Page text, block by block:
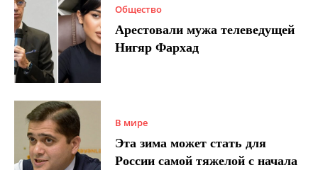
Общество
Арестовали мужа телеведущей
Нигяр Фархад
В мире
Эта зима может стать для
России самой тяжелой с начала